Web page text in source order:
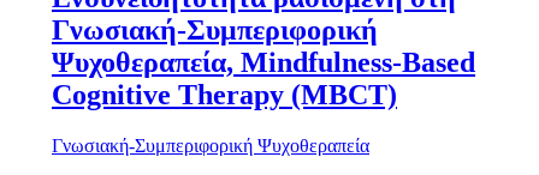
Γνωσιακή-Συμπεριφορική
Ψυχοθεραπεία, Mindfulness-Based
Cognitive Therapy (MBCT)
Γνωσιακή-Συμπεριφορική Ψυχοθεραπεία